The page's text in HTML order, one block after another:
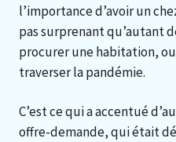
l’importance d’avoir un
pas surprenant qu’autant
procurer une habitation,
traverser la pandémie.
C’est ce qui a accentué
offre-demande, qui était